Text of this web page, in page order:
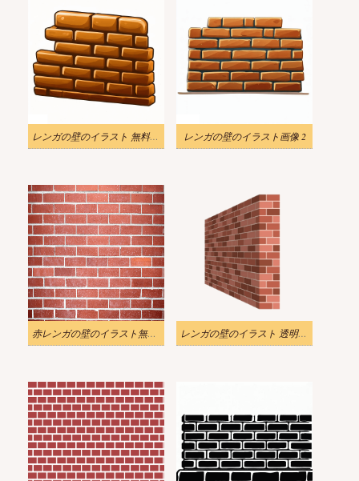
レンガの壁のイラスト 無料PNG レンガの壁のイラスト画像 2
赤レンガの壁のイラスト無料写真 レンガの壁のイラスト 透明3D